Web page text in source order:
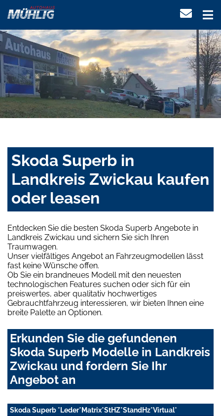
Skoda Superb in
Landkreis Zwickau kaufen
oder leasen
Entdecken Sie die besten Skoda Superb Angebote in
Landkreis Zwickau und sichern Sie sich Ihren
Traumwagen.
Unser vielfältiges Angebot an Fahrzeugmodellen lässt
fast keine Wünsche offen.
Ob Sie ein brandneues Modell mit den neuesten
technologischen Features suchen oder sich für ein
preiswertes, aber qualitativ hochwertiges
Gebrauchtfahrzeug interessieren, wir bieten Ihnen eine
breite Palette an Optionen.
Erkunden Sie die gefundenen
Skoda Superb Modelle in Landkreis
Zwickau und fordern Sie Ihr
Angebot an
Skoda Superb *Leder*Matrix*StHZ*StandHz*Virtual*